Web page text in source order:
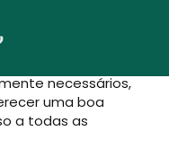
de
necessários,
uma boa
a todas as